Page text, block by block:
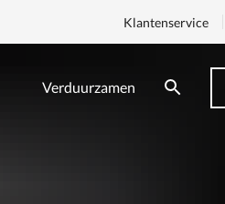
Verduurzamen
Klantenservice
Zoeken